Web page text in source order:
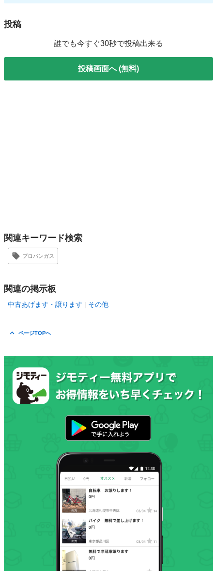
投稿
誰でも今すぐ30秒で投稿出来る
投稿画面へ (無料)
関連キーワード検索
プロパンガス
関連の掲示板
中古あげます・譲ります その他
ページTOPへ